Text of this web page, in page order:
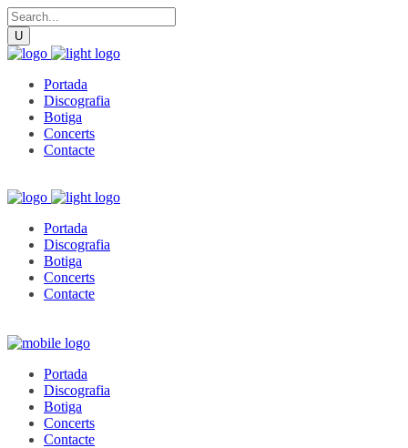
Portada
Discografia
Botiga
Concerts
Contacte
Portada
Discografia
Botiga
Concerts
Contacte
Portada
Discografia
Botiga
Concerts
Contacte